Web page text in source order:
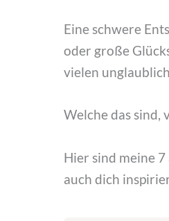
Eine schwere
oder große
vielen
Welche das sind,
Hier sind meine
auch dich